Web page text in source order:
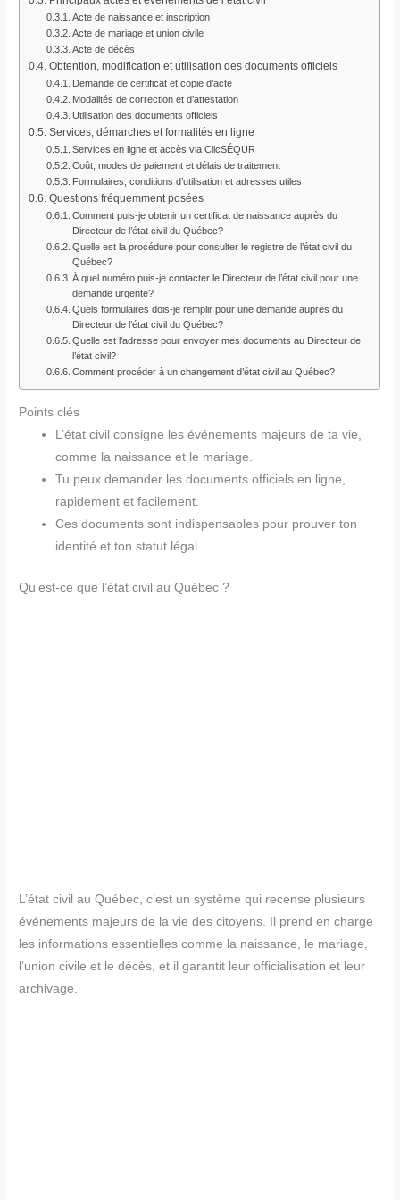
Acte de naissance et inscription
Acte de mariage et union civile
Acte de décès
Obtention, modification et utilisation des documents officiels
Demande de certificat et copie d’acte
Modalités de correction et d’attestation
Utilisation des documents officiels
Services, démarches et formalités en ligne
Services en ligne et accès via ClicSÉQUR
Coût, modes de paiement et délais de traitement
Formulaires, conditions d’utilisation et adresses utiles
Questions fréquemment posées
Comment puis-je obtenir un certificat de naissance auprès du
Directeur de l’état civil du Québec?
Quelle est la procédure pour consulter le registre de l’état civil du
Québec?
À quel numéro puis-je contacter le Directeur de l’état civil pour une
demande urgente?
Quels formulaires dois-je remplir pour une demande auprès du
Directeur de l’état civil du Québec?
Quelle est l’adresse pour envoyer mes documents au Directeur de
l’état civil?
Comment procéder à un changement d’état civil au Québec?
Points clés
L’état civil consigne les événements majeurs de ta vie,
comme la naissance et le mariage.
Tu peux demander les documents officiels en ligne,
rapidement et facilement.
Ces documents sont indispensables pour prouver ton
identité et ton statut légal.
Qu’est-ce que l’état civil au Québec ?
L’état civil au Québec, c’est un système qui recense plusieurs
événements majeurs de la vie des citoyens. Il prend en charge
les informations essentielles comme la naissance, le mariage,
l’union civile et le décès, et il garantit leur officialisation et leur
archivage.